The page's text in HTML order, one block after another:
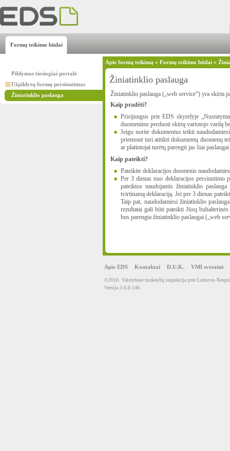
Formų teikimo būdai
Apie formų teikimą » Formų teikimo būdai »
Pildymas tiesiogiai portale
Užpildytų formų persiuntimas
Žiniatinklio paslauga
Žiniatinklio paslauga
Žiniatinklio paslauga („web service“) yra skirta
Kaip pradėti?
Prisijungus prie EDS skyrelyje
duomenims perduoti skirtą vartotojo vardą
Jeigu norite dokumentus teikti
priemonė turi atitikti dokumentų duomenų
ar platintojai turėtų parengti jas šiai
Kaip pateikti?
Pateikite deklaracijos duomenis
Per 3 dienas nuo deklaracijos
pateiktos naudojantis žiniatinklio
tvirtinamą deklaraciją. Jei per 3 dienas
Taip pat, naudodamiesi žiniatinklio
rezultatai gali būti pateikti Jūsų
bus parengta žiniatinklio paslaugai („web
Apie EDS Kontaktai D.U.K. VMI svetainė
©2010. Valstybinė mokesčių inspekcija prie Lietuvos
Versija 3.0.0.146